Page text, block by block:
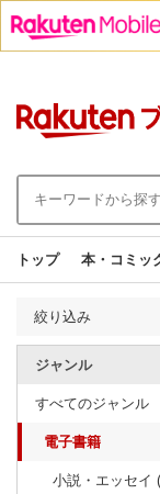
トップ 本・コミッ
絞り込み
ジャンル
すべてのジャンル
電子書籍
小説・エッセイ